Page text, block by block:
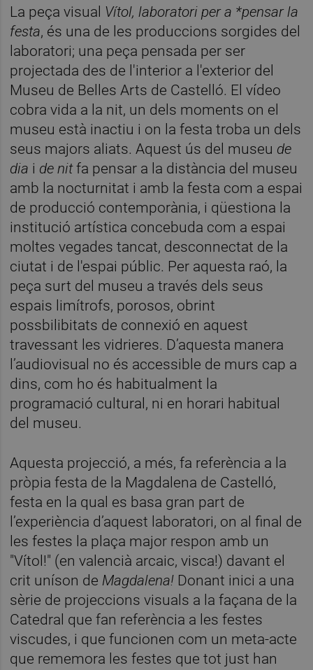
La peça visual Vítol, laboratori per a *pensar la
festa, és una de les produccions sorgides del
laboratori; una peça pensada per ser
projectada des de l'interior a l'exterior del
Museu de Belles Arts de Castelló. El vídeo
cobra vida a la nit, un dels moments on el
museu està inactiu i on la festa troba un dels
seus majors aliats. Aquest ús del museu de
dia i de nitfa pensar a la distància del museu
amb la nocturnitat i amb la festa com a espai
de producció contemporània, i qüestiona la
institució artística concebuda com a espai
moltes vegades tancat, desconnectat de la
ciutat i de l'espai públic. Per aquesta raó, la
peça surt del museu a través dels seus
espais limítrofs, porosos, obrint
possbilibitats de connexió en aquest
travessant les vidrieres. D’aquesta manera
l’audiovisual no és accessible de murs cap a
dins, com ho és habitualment la
programació cultural, ni en horari habitual
del museu.
Aquesta projecció, a més, fa referència a la
pròpia festa de la Magdalena de Castelló,
festa en la qual es basa gran part de
l’experiència d’aquest laboratori, on al final de
les festes la plaça major respon amb un
"Vítol!" (en valencià arcaic, visca!) davant el
crit uníson de Magdalena! Donant inici a una
sèrie de projeccions visuals a la façana de la
Catedral que fan referència a les festes
viscudes, i que funcionen com un meta-acte
que rememora les festes que tot just han